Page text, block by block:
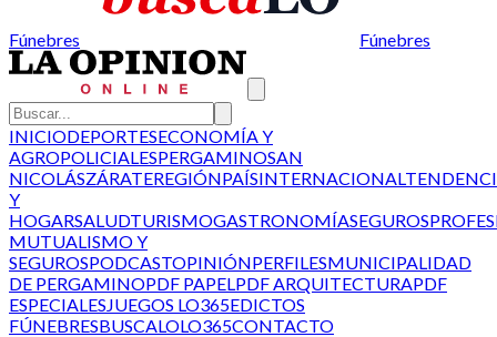
Fúnebres Fúnebres
INICIODEPORTESECONOMÍA Y
AGROPOLICIALESPERGAMINOSAN
NICOLÁSZÁRATEREGIÓNPAÍSINTERNACIONAL
Y
HOGARSALUDTURISMOGASTRONOMÍASEGUROS
MUTUALISMO Y
SEGUROSPODCASTOPINIÓNPERFILESMUNICIPALIDAD
DE PERGAMINOPDF PAPELPDF ARQUITECTURAPDF
ESPECIALESJUEGOS LO365EDICTOS
FÚNEBRESBUSCALOLO365CONTACTO